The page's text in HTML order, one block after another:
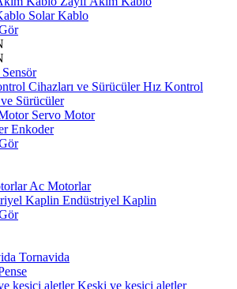
Solar Kablo
Sensör
Hız Kontrol
Sürücüler
Servo Motor
Enkoder
Ac Motorlar
Endüstriyel Kaplin
Tornavida
Keski ve kesici aletler